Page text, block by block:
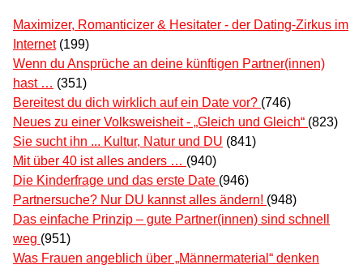
Maximizer, Romanticizer & Hesitater - der Dating-Zirkus im
Internet (199)
Wenn du Ansprüche an deine künftigen Partner(innen)
hast … (351)
Bereitest du dich wirklich auf ein Date vor? (746)
Neues zu einer Volksweisheit - „Gleich und Gleich“ (823)
Sie sucht ihn ... Kultur, Natur und DU (841)
Mit über 40 ist alles anders … (940)
Die Kinderfrage und das erste Date (946)
Partnersuche? Nur DU kannst alles ändern! (948)
Das einfache Prinzip – gute Partner(innen) sind schnell
weg (951)
Was Frauen angeblich über „Männermaterial“ denken